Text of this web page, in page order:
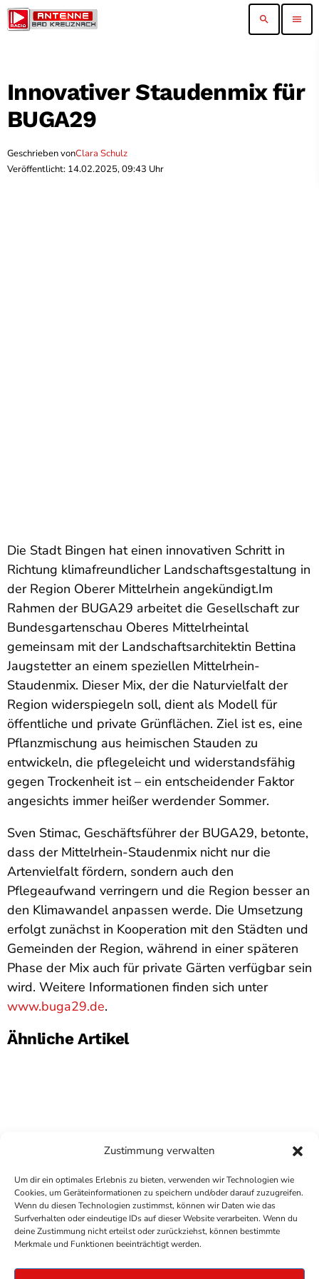
Zustimmung verwalten
Um dir ein optimales Erlebnis zu bieten, verwenden wir Technologien wie
Cookies, um Geräteinformationen zu speichern und/oder darauf zuzugreifen.
Wenn du diesen Technologien zustimmst, können wir Daten wie das
Surfverhalten oder eindeutige IDs auf dieser Website verarbeiten. Wenn du
deine Zustimmung nicht erteilst oder zurückziehst, können bestimmte
Merkmale und Funktionen beeinträchtigt werden.
search menu
Innovativer Staudenmix für
BUGA29
Geschrieben vonClara Schulz
Veröffentlicht: 14.02.2025, 09:43 Uhr
Die Stadt Bingen hat einen innovativen Schritt in
Richtung klimafreundlicher Landschaftsgestaltung in
der Region Oberer Mittelrhein angekündigt.Im
Rahmen der BUGA29 arbeitet die Gesellschaft zur
Bundesgartenschau Oberes Mittelrheintal
gemeinsam mit der Landschaftsarchitektin Bettina
Jaugstetter an einem speziellen Mittelrhein-
Staudenmix. Dieser Mix, der die Naturvielfalt der
Region widerspiegeln soll, dient als Modell für
öffentliche und private Grünflächen. Ziel ist es, eine
Pflanzmischung aus heimischen Stauden zu
entwickeln, die pflegeleicht und widerstandsfähig
gegen Trockenheit ist – ein entscheidender Faktor
angesichts immer heißer werdender Sommer.
Sven Stimac, Geschäftsführer der BUGA29, betonte,
dass der Mittelrhein-Staudenmix nicht nur die
Artenvielfalt fördern, sondern auch den
Pflegeaufwand verringern und die Region besser an
den Klimawandel anpassen werde. Die Umsetzung
erfolgt zunächst in Kooperation mit den Städten und
Gemeinden der Region, während in einer späteren
Phase der Mix auch für private Gärten verfügbar sein
wird. Weitere Informationen finden sich unter
www.buga29.de.
Ähnliche Artikel
COPYRIGHTANTENNE BAD KREUZNACH